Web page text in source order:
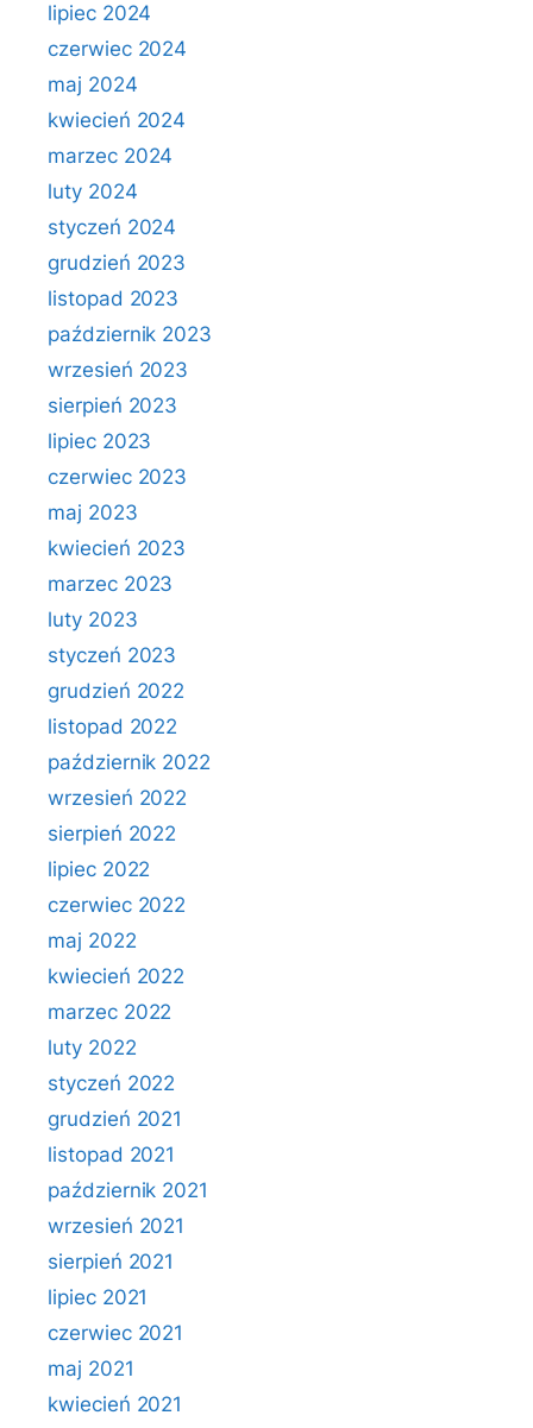
lipiec 2024
czerwiec 2024
maj 2024
kwiecień 2024
marzec 2024
luty 2024
styczeń 2024
grudzień 2023
listopad 2023
październik 2023
wrzesień 2023
sierpień 2023
lipiec 2023
czerwiec 2023
maj 2023
kwiecień 2023
marzec 2023
luty 2023
styczeń 2023
grudzień 2022
listopad 2022
październik 2022
wrzesień 2022
sierpień 2022
lipiec 2022
czerwiec 2022
maj 2022
kwiecień 2022
marzec 2022
luty 2022
styczeń 2022
grudzień 2021
listopad 2021
październik 2021
wrzesień 2021
sierpień 2021
lipiec 2021
czerwiec 2021
maj 2021
kwiecień 2021